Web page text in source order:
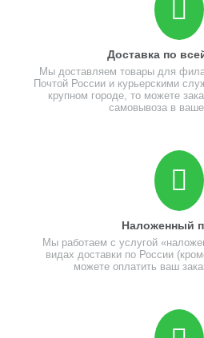
Доставка по
Мы доставляем товары для
Почтой России и курьерскими
крупном городе, то можете
самовывоза в
Наложенный
Мы работаем с услугой
видах доставки по России
можете оплатить ваш